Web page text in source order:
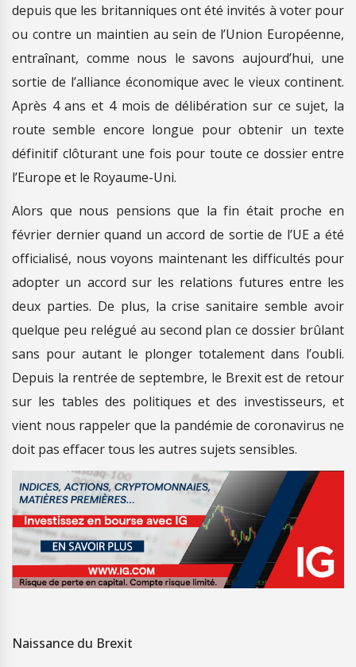
depuis que les britanniques ont été invités à voter pour
ou contre un maintien au sein de l’Union Européenne,
entraînant, comme nous le savons aujourd’hui, une
sortie de l’alliance économique avec le vieux continent.
Après 4 ans et 4 mois de délibération sur ce sujet, la
route semble encore longue pour obtenir un texte
définitif clôturant une fois pour toute ce dossier entre
l’Europe et le Royaume-Uni.
Alors que nous pensions que la fin était proche en
février dernier quand un accord de sortie de l’UE a été
officialisé, nous voyons maintenant les difficultés pour
adopter un accord sur les relations futures entre les
deux parties. De plus, la crise sanitaire semble avoir
quelque peu relégué au second plan ce dossier brûlant
sans pour autant le plonger totalement dans l’oubli.
Depuis la rentrée de septembre, le Brexit est de retour
sur les tables des politiques et des investisseurs, et
vient nous rappeler que la pandémie de coronavirus ne
doit pas effacer tous les autres sujets sensibles.
Naissance du Brexit